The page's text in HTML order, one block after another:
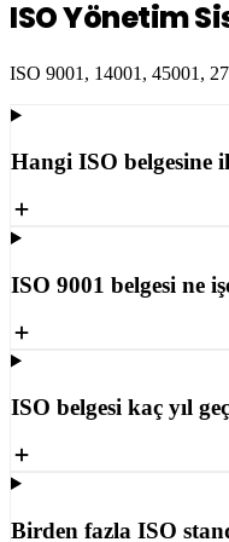
ISO Yönetim
ISO 9001, 14001, 45001,
Hangi ISO belgesine
ISO 9001 belgesi ne
ISO belgesi kaç yıl
Birden fazla ISO